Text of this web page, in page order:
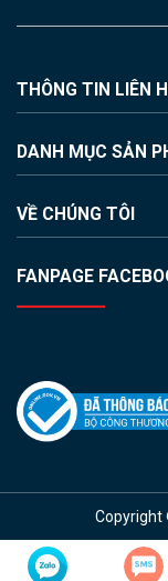
THÔNG TIN LIÊN
DANH MỤC SẢN
VỀ CHÚNG TÔI
FANPAGE
Copyright